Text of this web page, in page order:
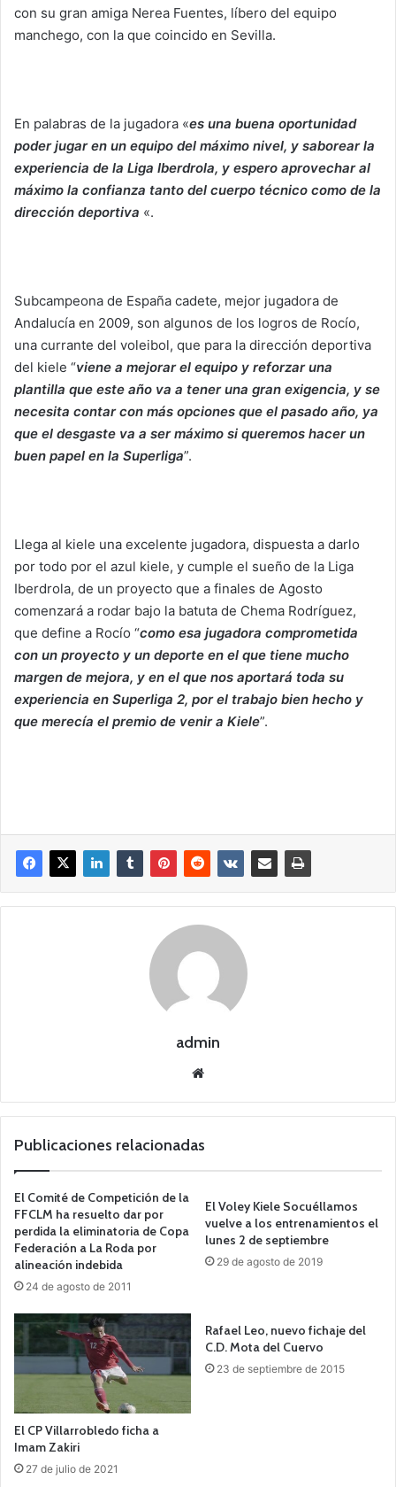
con su gran amiga Nerea Fuentes, líbero del equipo
manchego, con la que coincido en Sevilla.
En palabras de la jugadora «es una buena oportunidad
poder jugar en un equipo del máximo nivel, y saborear la
experiencia de la Liga Iberdrola, y espero aprovechar al
máximo la confianza tanto del cuerpo técnico como de la
dirección deportiva «.
Subcampeona de España cadete, mejor jugadora de
Andalucía en 2009, son algunos de los logros de Rocío,
una currante del voleibol, que para la dirección deportiva
del kiele “viene a mejorar el equipo y reforzar una
plantilla que este año va a tener una gran exigencia, y se
necesita contar con más opciones que el pasado año, ya
que el desgaste va a ser máximo si queremos hacer un
buen papel en la Superliga”.
Llega al kiele una excelente jugadora, dispuesta a darlo
por todo por el azul kiele, y cumple el sueño de la Liga
Iberdrola, de un proyecto que a finales de Agosto
comenzará a rodar bajo la batuta de Chema Rodríguez,
que define a Rocío “como esa jugadora comprometida
con un proyecto y un deporte en el que tiene mucho
margen de mejora, y en el que nos aportará toda su
experiencia en Superliga 2, por el trabajo bien hecho y
que merecía el premio de venir a Kiele”.
admin
we
Publicaciones relacionadas
El Comité de Competición de la
FFCLM ha resuelto dar por
perdida la eliminatoria de Copa
Federación a La Roda por
alineación indebida
24 de agosto de 2011
El Voley Kiele Socuéllamos
vuelve a los entrenamientos el
lunes 2 de septiembre
29 de agosto de 2019
El CP Villarrobledo ficha a
Imam Zakiri
27 de julio de 2021
Rafael Leo, nuevo fichaje del
C.D. Mota del Cuervo
23 de septiembre de 2015